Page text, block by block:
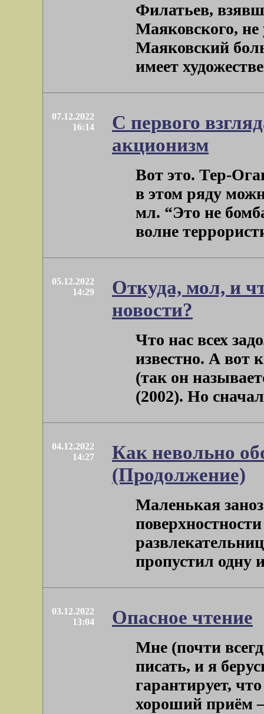
Филатьев,
Маяковского, не
Маяковский
имеет
07.12.2022
16:14
С первого
акционизм
Вот это. Тер-
в этом ряду
мл. “Это не
волне
05.12.2022
14:29
Откуда, мол, и
новости?
Что нас всех
известно. А вот
(так он
(2002). Но
04.12.2022
14:27
Как невольно
(Продолжение)
Маленькая
пропустил одну
03.12.2022
13:04
Опасное чтение
Мне (почти
писать, и я
гарантирует,
хороший приём